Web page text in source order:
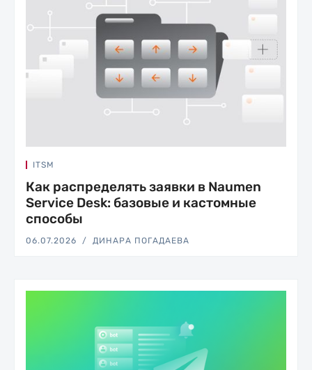
ITSM
Как распределять заявки в Naumen
Service Desk: базовые и кастомные
способы
06.07.2026 ДИНАРА ПОГАДАЕВА